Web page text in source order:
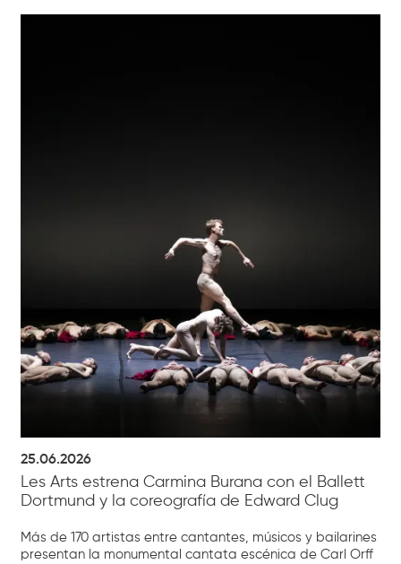
25.06.2026
Les Arts estrena Carmina Burana con el Ballett
Dortmund y la coreografía de Edward Clug
Más de 170 artistas entre cantantes, músicos y bailarines
presentan la monumental cantata escénica de Carl Orff